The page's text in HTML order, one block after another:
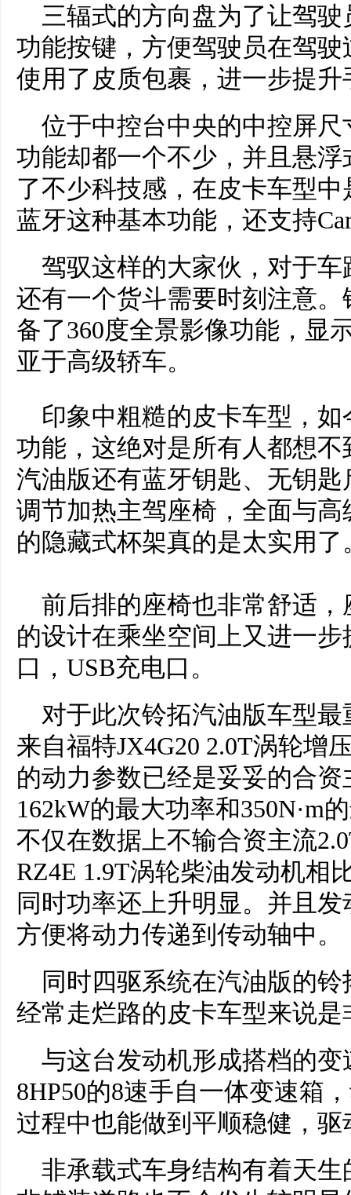
三辐式的方向盘为了让驾
功能按键，方便驾驶员在驾
使用了皮质包裹，进一步提
位于中控台中央的中控屏
功能却都一个不少，并且悬
了不少科技感，在皮卡车型
蓝牙这种基本功能，还支持
驾驭这样的大家伙，对于
还有一个货斗需要时刻注意
备了360度全景影像功能，显
亚于高级轿车。
印象中粗糙的皮卡车型，
功能，这绝对是所有人都想
汽油版还有蓝牙钥匙、无钥
调节加热主驾座椅，全面与
的隐藏式杯架真的是太实用了
前后排的座椅也非常舒适
的设计在乘坐空间上又进一
口，USB充电口。
对于此次铃拓汽油版车型
来自福特JX4G20 2.0T涡轮增
的动力参数已经是妥妥的合
162kW的最大功率和350N·m
不仅在数据上不输合资主流
RZ4E 1.9T涡轮柴油发动机相
同时功率还上升明显。并且
方便将动力传递到传动轴中。
同时四驱系统在汽油版的
经常走烂路的皮卡车型来说
与这台发动机形成搭档的
8HP50的8速手自一体变速箱
过程中也能做到平顺稳健，
非承载式车身结构有着天